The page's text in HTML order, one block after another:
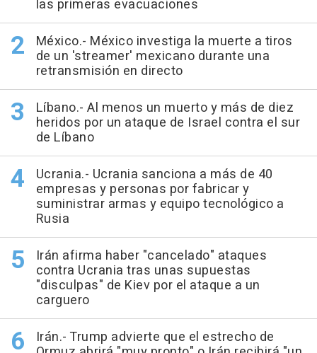
las primeras evacuaciones
México.- México investiga la muerte a tiros
de un 'streamer' mexicano durante una
retransmisión en directo
Líbano.- Al menos un muerto y más de diez
heridos por un ataque de Israel contra el sur
de Líbano
Ucrania.- Ucrania sanciona a más de 40
empresas y personas por fabricar y
suministrar armas y equipo tecnológico a
Rusia
Irán afirma haber "cancelado" ataques
contra Ucrania tras unas supuestas
"disculpas" de Kiev por el ataque a un
carguero
Irán.- Trump advierte que el estrecho de